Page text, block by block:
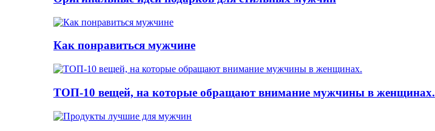
Как понравиться мужчине
ТОП-10 вещей, на которые обращают внимание мужчины в женщинах.